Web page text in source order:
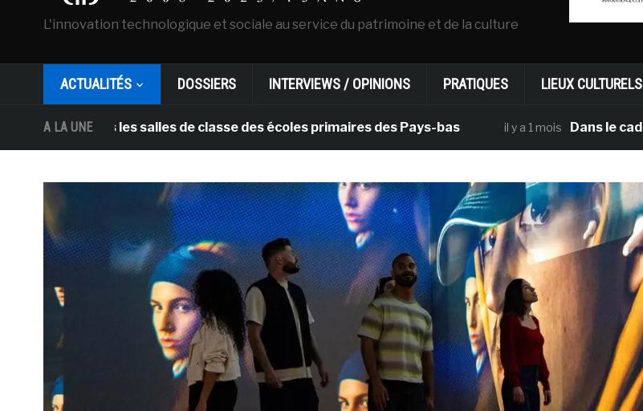
L'innovation technologique et sociale au service du patrimoine et de la culture
ACTUALITÉS DOSSIERS INTERVIEWS / OPINIONS PRATIQUES LIEUX CULTURELS
A LA UNE
dans les salles de classe des écoles primaires des Pays-bas il y a 1 mois Dans le cadre de